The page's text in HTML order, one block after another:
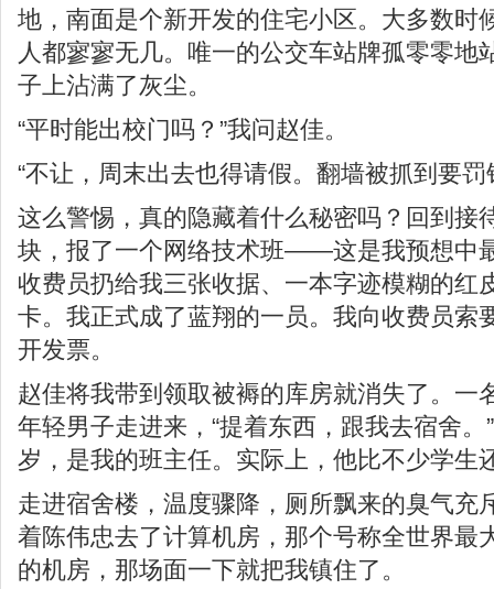
地，南面是个新开发的住宅小区。大多数时
人都寥寥无几。唯一的公交车站牌孤零零地
子上沾满了灰尘。
“平时能出校门吗？”我问赵佳。
“不让，周末出去也得请假。翻墙被抓到要
这么警惕，真的隐藏着什么秘密吗？回到接
块，报了一个网络技术班——这是我预想中
收费员扔给我三张收据、一本字迹模糊的红
卡。我正式成了蓝翔的一员。我向收费员索
开发票。
赵佳将我带到领取被褥的库房就消失了。一
年轻男子走进来，“提着东西，跟我去宿舍
岁，是我的班主任。实际上，他比不少学生
走进宿舍楼，温度骤降，厕所飘来的臭气充
着陈伟忠去了计算机房，那个号称全世界最
的机房，那场面一下就把我镇住了。